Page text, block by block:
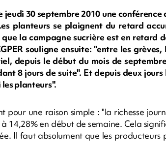
jeudi 30 septembre 2010 une
planteurs se plaignent du retard
la campagne sucrière est en retard
souligne ensuite: "entre les
depuis le début du mois de
8 jours de suite". Et depuis deux
planteurs".
pour une raison simple : "la richesse
14,28% en début de semaine. Cela
Il faut absolument que les producteurs